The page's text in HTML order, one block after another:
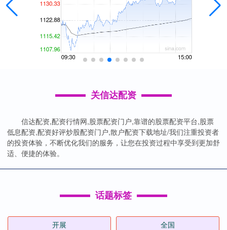
关信达配资
信达配资,配资行情网,股票配资门户,靠谱的股票配资平台,股票
低息配资,配资好评炒股配资门户,散户配资下载地址/我们注重投资者
的投资体验，不断优化我们的服务，让您在投资过程中享受到更加舒
适、便捷的体验。
话题标签
开展 全国